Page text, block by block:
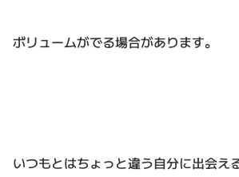
ボリュームがでる場合があります。
いつもとはちょっと違う自分に出会え